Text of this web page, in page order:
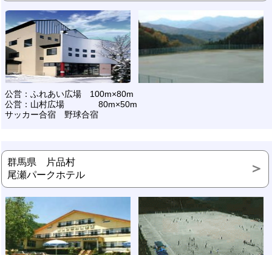
公営：ふれあい広場 100m×80m
公営：山村広場 80m×50m
サッカー合宿 野球合宿
群馬県 片品村
尾瀬パークホテル